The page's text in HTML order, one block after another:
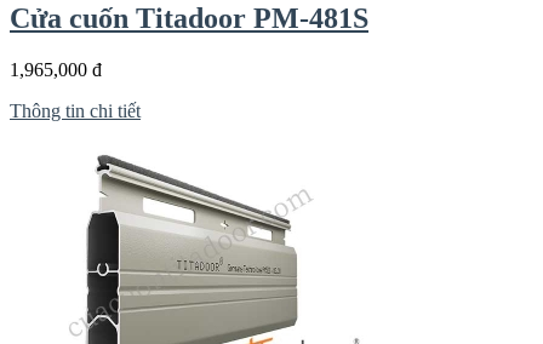
Cửa cuốn Titadoor PM-481S
1,965,000 đ
Thông tin chi tiết